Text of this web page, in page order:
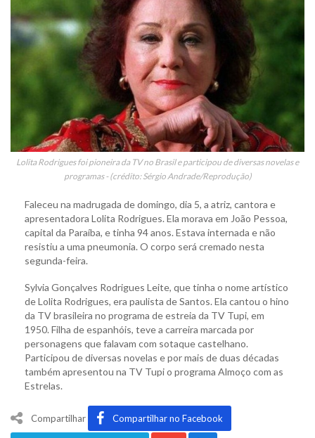
Lolita Rodrigues foi pioneira da TV no Brasil e participou de diversas novelas e
programas - (crédito: Sérgio Andrade/Reprodução)
Faleceu na madrugada de domingo, dia 5, a atriz, cantora e
apresentadora Lolita Rodrigues. Ela morava em João Pessoa,
capital da Paraíba, e tinha 94 anos. Estava internada e não
resistiu a uma pneumonia. O corpo será cremado nesta
segunda-feira.
Sylvia Gonçalves Rodrigues Leite, que tinha o nome artístico
de Lolita Rodrigues, era paulista de Santos. Ela cantou o hino
da TV brasileira no programa de estreia da TV Tupi, em
1950. Filha de espanhóis, teve a carreira marcada por
personagens que falavam com sotaque castelhano.
Participou de diversas novelas e por mais de duas décadas
também apresentou na TV Tupi o programa Almoço com as
Estrelas.
Compartilhar Compartilhar no Facebook